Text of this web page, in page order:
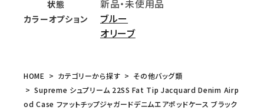
状態 新品・未使用品
カラーオプション
ブルー
オリーブ
HOME カテゴリーから探す
その他バッグ類
Supreme シュプリーム 22SS Fat Tip Jacquard Denim Airp
od Case ファットチップジャガードデニムエアポッドケース ブラック